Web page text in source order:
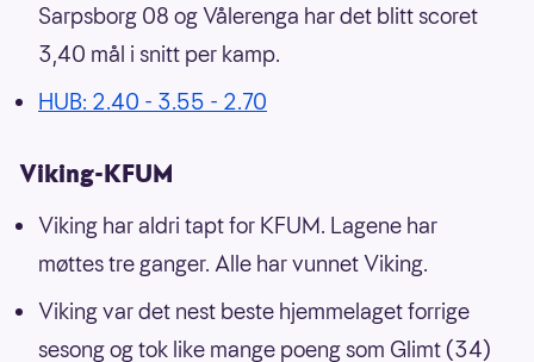
Sarpsborg 08 og Vålerenga har det blitt scoret
3,40 mål i snitt per kamp.
HUB: 2.40 - 3.55 - 2.70
Viking-KFUM
Viking har aldri tapt for KFUM. Lagene har
møttes tre ganger. Alle har vunnet Viking.
Viking var det nest beste hjemmelaget forrige
sesong og tok like mange poeng som Glimt (34)